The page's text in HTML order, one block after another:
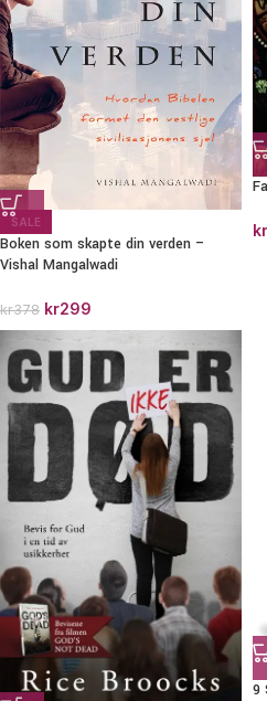
SALE
Boken som skapte din verden –
Vishal Mangalwadi
kr378 kr299
kr
9